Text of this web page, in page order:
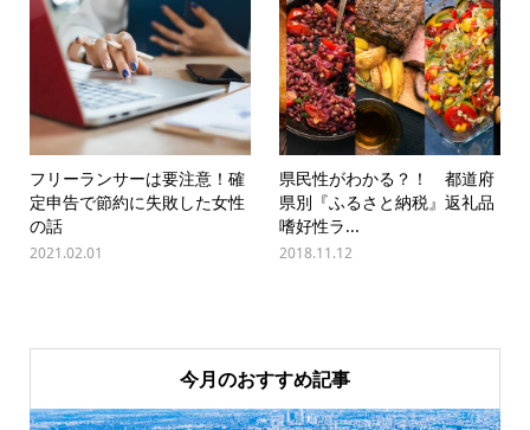
フリーランサーは要注意！確
定申告で節約に失敗した女性
の話
2021.02.01
県民性がわかる？！ 都道府
県別『ふるさと納税』返礼品
嗜好性ラ...
2018.11.12
今月のおすすめ記事